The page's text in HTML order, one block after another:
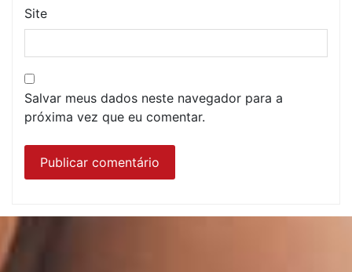
Site
Salvar meus dados neste navegador para a
próxima vez que eu comentar.